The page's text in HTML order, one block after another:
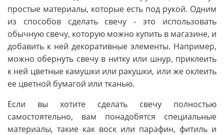
простые материалы, которые есть под рукой. Одним
из способов сделать свечу - это использовать
обычную свечу, которую можно купить в магазине, и
добавить к ней декоративные элементы. Например,
можно обернуть свечу в нитку или шнур, приклеить
к ней цветные камушки или ракушки, или же оклеить
ее цветной бумагой или тканью.
Если вы хотите сделать свечу полностью
самостоятельно, вам понадобятся специальные
материалы, такие как воск или парафин, фитиль и